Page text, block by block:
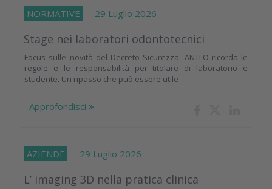
NORMATIVE 29 Luglio 2026
Stage nei laboratori odontotecnici
Focus sulle novità del Decreto Sicurezza. ANTLO ricorda le
regole e le responsabilità per titolare di laboratorio e
studente. Un ripasso che può essere utile
Approfondisci
AZIENDE 29 Luglio 2026
L’ imaging 3D nella pratica clinica